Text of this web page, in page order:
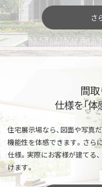
さ
間取
仕様を「体
住宅展示場なら、図面や写真
機能性を体感できます。さら
仕様。実際にお客様が建てる、
けます。